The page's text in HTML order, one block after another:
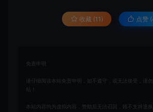
收藏 (11) 点赞 (
免责申明
请仔细阅读本站免责申明，如不遵守，或无法接受，请
站！
本站内容均为虚拟内容，赞助后无法召回，顾不支持退